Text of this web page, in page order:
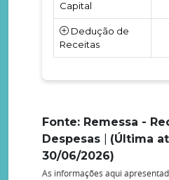
Capital
Dedução de
Receitas
Fonte: Remessa -
Despesas
(Última
30/06/2026)
As informações aqui